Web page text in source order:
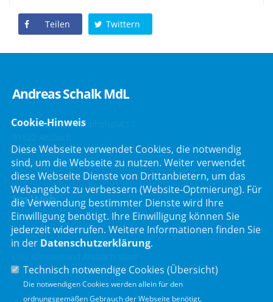
Teilen Twittern
Andreas Schalk MdL
Stimmkreisbüro Bahnhofsplatz 1
91522 Ansbach
Telefon :0981 466 147 10
E-Mail :landtag@andreasschalk.com
Im Web
Bayerischer Landtag
CSU Fraktion
CSU Kreisverband Ansbach-Land
Cookie-Hinweis
Diese Webseite verwendet Cookies, die notwendig
sind, um die Webseite zu nutzen. Weiter verwendet
diese Webseite Dienste von Drittanbietern, um das
Webangebot zu verbessern (Website-Optmierung). Für
die Verwendung bestimmter Dienste wird Ihre
Einwilligung benötigt. Ihre Einwilligung können Sie
jederzeit widerrufen. Weitere Informationen finden Sie
in der Datenschutzerklärung.
Technisch notwendige Cookies (Übersicht)
Die notwendigen Cookies werden allein für den
ordnungsgemäßen Gebrauch der Webseite benötigt.